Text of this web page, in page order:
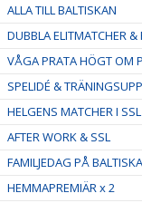
ALLA TILL BALTISKAN
DUBBLA ELITMATCHER
VÅGA PRATA HÖGT OM
SPELIDÉ &
HELGENS MATCHER I
AFTER WORK & SSL
FAMILJEDAG PÅ
HEMMAPREMIÄR x 2